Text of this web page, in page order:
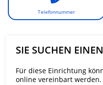
Telefonnummer
SIE SUCHEN
Für diese Einrichtung
online vereinbart werden.